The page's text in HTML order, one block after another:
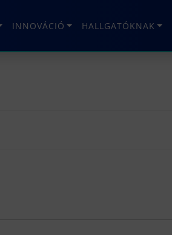
INNOVÁCIÓ HALLGATÓKNAK